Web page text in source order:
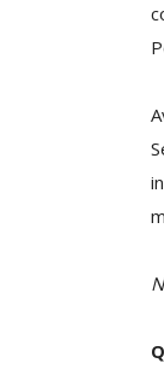
Mental
De Vantagens